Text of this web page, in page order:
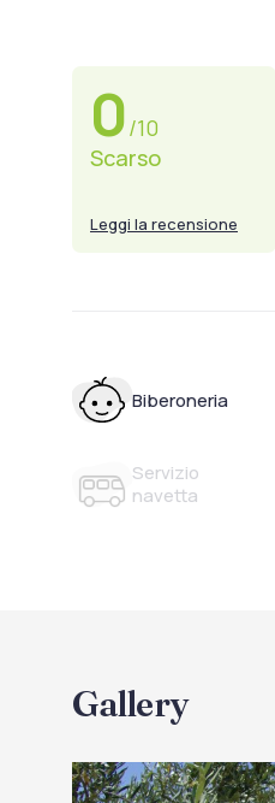
0/10
Scarso
Leggi la recensione
Biberoneria
Servizio
navetta
Gallery